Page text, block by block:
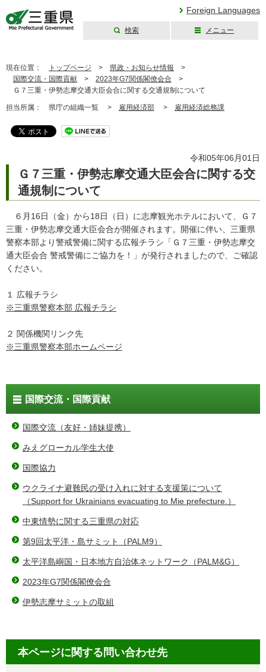
Foreign Languages
検索 メニュー
現在位置： トップページ > 県政・お知らせ情報 >
国際交流・国際貢献 > 2023年G7関係閣僚会合 >
Ｇ７三重・伊勢志摩交通大臣会合に関する交通規制について
担当所属： 県庁の組織一覧 > 雇用経済部 > 雇用経済総務課
令和05年06月01日
Ｇ７三重・伊勢志摩交通大臣会合に関する交
通規制について
６月16日（金）から18日（日）に志摩観光ホテルにおいて、Ｇ７
三重・伊勢志摩交通大臣会合が開催されます。開催に伴い、三重県
警察本部より警戒警備に関する広報チラシ「Ｇ７三重・伊勢志摩交
通大臣会合 警戒警備にご協力を！」が発行されましたので、ご確認
ください。
１ 広報チラシ
※三重県警察本部 広報チラシ
２ 関係機関リンク先
※三重県警察本部ホームページ
国際交流・国際貢献
国際交流（友好・姉妹提携）
みえグローカル学生大使
国際協力
ウクライナ避難民の受け入れに対する支援策について
（Support for Ukrainians evacuating to Mie prefecture.）
中東情勢に関する三重県の対応
第9回太平洋・島サミット（PALM9）
太平洋島嶼国・日本地方自治体ネットワーク（PALM&G）
2023年G7関係閣僚会合
伊勢志摩サミットの取組
本ページに関する問い合わせ先